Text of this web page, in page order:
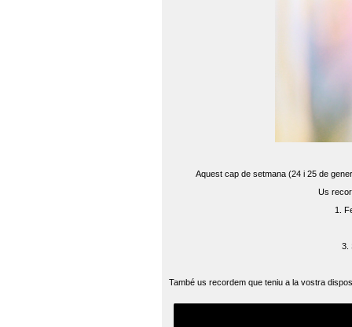
Aquest cap de setmana (24 i 25 de
Us
1.
3.
També us recordem que teniu a la vostra